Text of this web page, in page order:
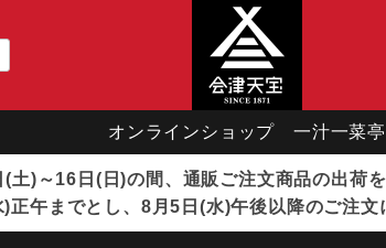
オンラインショップ 一汁一菜亭
土)～16日(日)の間、通販ご注文商品の出荷
午までとし、8月5日(水)午後以降のご注